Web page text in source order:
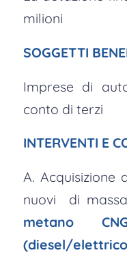
milioni
SOGGETTI
Imprese di
conto di terzi
INTERVENTI E
A. Acquisizione
nuovi di
metano
(diesel/